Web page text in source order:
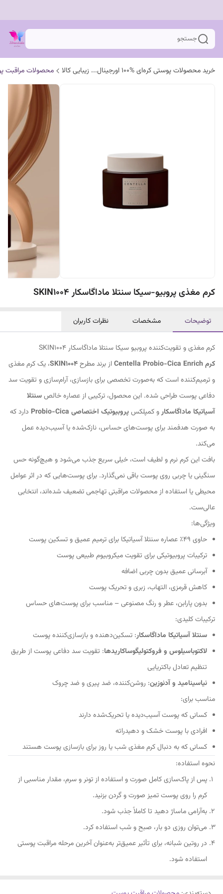
جستجو
خرید محصولات پوستی کره‌ای %100 اورجینال... زیبایی کالا محصولات مراقبت
کرم مغذی پروبیو-سیکا سنتلا ماداگاسکار SKIN1004
توضیحات مشخصات نظرات کاربران
کرم مغذی و تقویت‌کننده پروبیو سیکا سنتلا ماداگاسکار SKIN1004
کرم Centella Probio-Cica Enrich
از برند مطرحSKIN1004، یک کرم مغذی
و ترمیم‌کننده است که به‌صورت تخصصی برای بازسازی، آرام‌سازی و تقویت سد
دفاعی پوست طراحی شده. این محصول، ترکیبی از عصاره خالصسنتلا
آسیاتیکا ماداگاسکارو کمپلکسپروبیوتیک اختصاصی Probio-Cica
دارد که
به صورت هدفمند برای پوست‌های حساس، نازک‌شده یا آسیب‌دیده عمل
می‌کند.
بافت این کرم نرم و لطیف است، خیلی سریع جذب می‌شود و هیچ‌گونه حس
سنگینی یا چربی روی پوست باقی نمی‌گذارد. برای پوست‌هایی که در اثر عوامل
محیطی یا استفاده از محصولات مراقبتی تهاجمی تضعیف شده‌اند، انتخابی
عالی‌ست.
ویژگی‌ها:
حاوی 49٪ عصاره سنتلا آسیاتیکا برای ترمیم عمیق و تسکین پوست
ترکیبات پروبیوتیکی برای تقویت میکروبیوم طبیعی پوست
آبرسانی عمیق بدون چربی اضافه
کاهش قرمزی، التهاب، زبری و تحریک پوست
بدون پارابن، عطر و رنگ مصنوعی – مناسب برای پوست‌های حساس
ترکیبات کلیدی:
سنتلا آسیاتیکا ماداگاسکار: تسکین‌دهنده و بازسازی‌کننده پوست
لاکتوباسیلوس و فروکتولیگوساکاریدها: تقویت سد دفاعی پوست از طریق
تنظیم تعادل باکتریایی
نیاسینامید و آدنوزین: روشن‌کننده، ضد پیری و ضد چروک
مناسب برای:
کسانی که پوست آسیب‌دیده یا تحریک‌شده دارند
افرادی با پوست خشک و دهیدراته
کسانی که به دنبال کرم مغذی شب یا روز برای بازسازی پوست هستند
نحوه استفاده:
پس از پاک‌سازی کامل صورت و استفاده از تونر و سرم، مقدار مناسبی از
کرم را روی پوست تمیز صورت و گردن بزنید.
به‌آرامی ماساژ دهید تا کاملاً جذب شود.
می‌توان روزی دو بار، صبح و شب استفاده کرد.
در روتین شبانه، برای تأثیر عمیق‌تر به‌عنوان آخرین مرحله مراقبت پوستی
استفاده شود.